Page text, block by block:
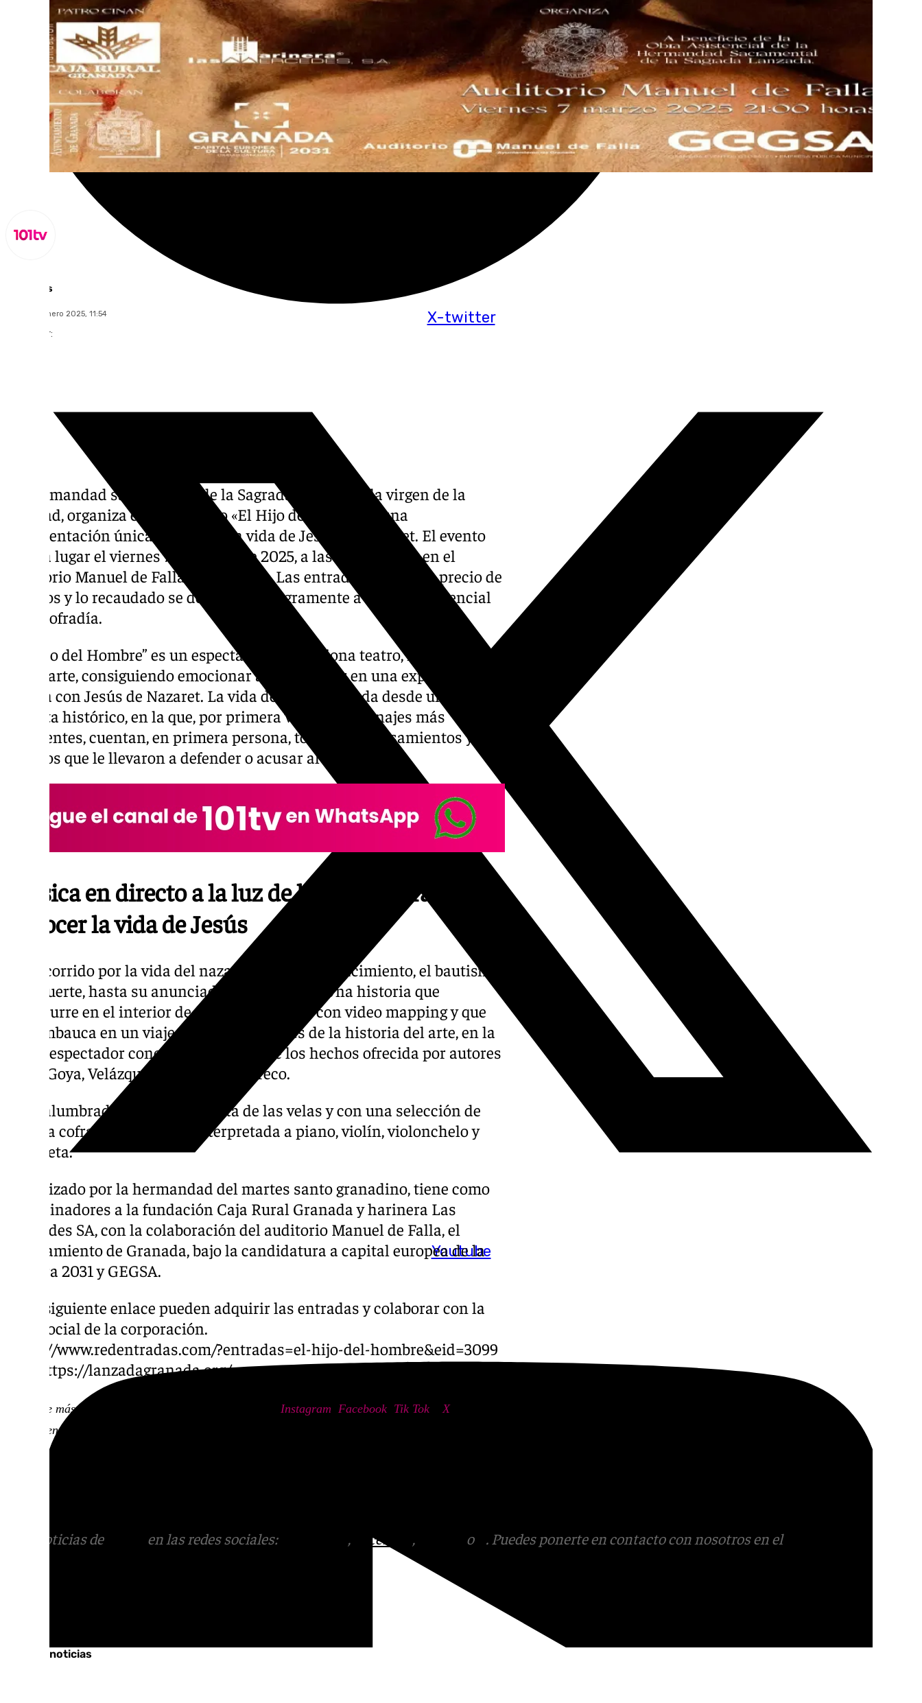
X-twitter
Youtube
Lynx Devs
lunes, 20 enero 2025, 11:54
Compartir:
La hermandad sacramental de la Sagrada
y la virgen de la
Caridad, organiza el espectáculo «El Hijo del Hombre», una
representación única basada en la vida de Jesús de Nazaret. El evento
tendrá lugar el viernes 7 de marzo de 2025, a las 21:00 horas, en el
Auditorio Manuel de Falla de
Granada. Las entradas tienen un precio de
15 euros y lo recaudado se destinará íntegramente a la obra asistencial
de la cofradía.
“El Hijo del Hombre” es un espectáculo que fusiona teatro, música en
vivo y arte, consiguiendo emocionar al espectador en una experiencia
íntima con Jesús de Nazaret. La vida de Jesús contada desde un punto
de vista histórico, en la que, por primera vez, los personajes más
influyentes, cuentan, en primera persona, todos sus pensamientos y
motivos que le llevaron a defender o acusar al hijo de dios.
Música en directo a la luz de las velas para
conocer la vida de Jesús
Un recorrido por la vida del nazareno, desde su nacimiento, el bautismo
y la muerte, hasta su anunciada resurrección. Una historia que
transcurre en el interior de una escenografía con video mapping y que
nos embauca en un viaje inmersivo a través de la historia del arte, en la
que el espectador conocerá la versión de los hechos ofrecida por autores
como Goya, Velázquez, Tiziano o El Greco.
Todo alumbrado bajo la luz atenta de las velas y con una selección de
música cofrade adaptada e interpretada a piano, violín, violonchelo y
trompeta.
Organizado por la hermandad del martes santo granadino, tiene como
patrocinadores a la fundación Caja Rural Granada y harinera Las
Mercedes SA, con la colaboración del auditorio Manuel de Falla, el
ayuntamiento de Granada, bajo la candidatura a capital europea de la
Cultura 2031 y GEGSA.
En el siguiente enlace pueden adquirir las entradas y colaborar con la
obra social de la corporación.
https://www.redentradas.com/?entradas=el-hijo-del-hombre&eid=3099
y en https://lanzadagranada.org/
Descubre más noticias de 101Tv en las redes sociales: Instagram Facebook Tik Tok oX. Puedes
ponerte en contacto con nosotros en el correo
Más noticias de en las redes sociales: , Facebook , o
. Puedes ponerte en contacto con nosotros en el
Últimas noticias